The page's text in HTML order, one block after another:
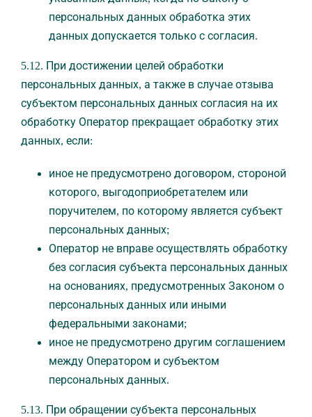
персональных данных обработка этих
данных допускается только с согласия.
5.12. При достижении целей обработки
персональных данных, а также в случае отзыва
субъектом персональных данных согласия на их
обработку Оператор прекращает обработку этих
данных, если:
иное не предусмотрено договором, стороной
которого, выгодоприобретателем или
поручителем, по которому является субъект
персональных данных;
Оператор не вправе осуществлять обработку
без согласия субъекта персональных данных
на основаниях, предусмотренных Законом о
персональных данных или иными
федеральными законами;
иное не предусмотрено другим соглашением
между Оператором и субъектом
персональных данных.
5.13. При обращении субъекта персональных